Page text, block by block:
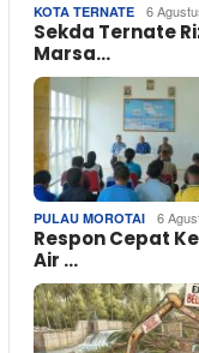
KOTA TERNATE 6
Sekda Ternate
Marsa…
PULAU MOROTAI 6
Respon Cepat
Air …